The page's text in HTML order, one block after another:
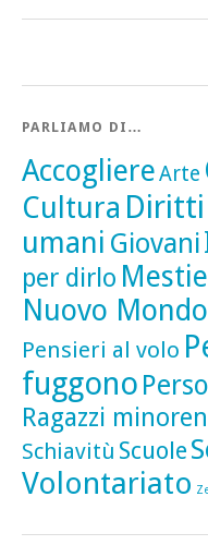
PARLIAMO DI…
AccogliereArte
Cultura
umani Giovani
per dirlo
Nuovo Mondo
Pensieri al volo
fuggono
Ragazzi
Schiavitù Scuole
Volontariato